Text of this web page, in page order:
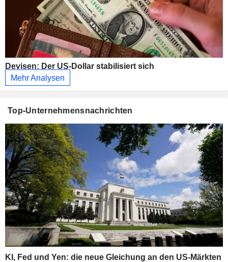
Devisen: Der US-Dollar stabilisiert sich
Mehr Analysen
Top-Unternehmensnachrichten
KI, Fed und Yen: die neue Gleichung an den US-Märkten